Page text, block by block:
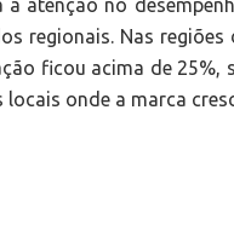
atenção no
regionais. Nas
ficou acima de 25%,
onde a marca